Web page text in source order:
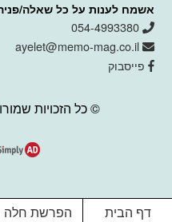
אשמח לענות על כל שאלה/
054-4993380
ayelet@memo-mag.co.il
פייסבוק
© כל הזכויות
דף הבית הפרשת חלה